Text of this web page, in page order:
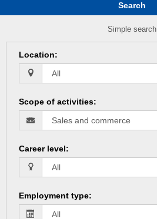
Search
Simple search
Location:
Scope of activities:
Career level:
Employment type: